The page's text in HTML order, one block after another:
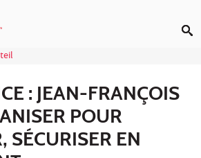
: JEAN-FRANÇOIS
POUR
SÉCURISER EN